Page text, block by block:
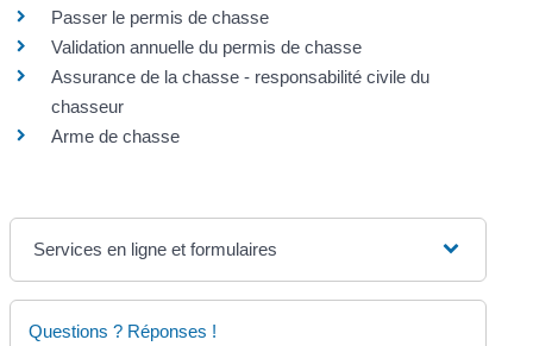
Passer le permis de chasse
Validation annuelle du permis de chasse
Assurance de la chasse - responsabilité civile du
chasseur
Arme de chasse
Services en ligne et formulaires
Questions ? Réponses !